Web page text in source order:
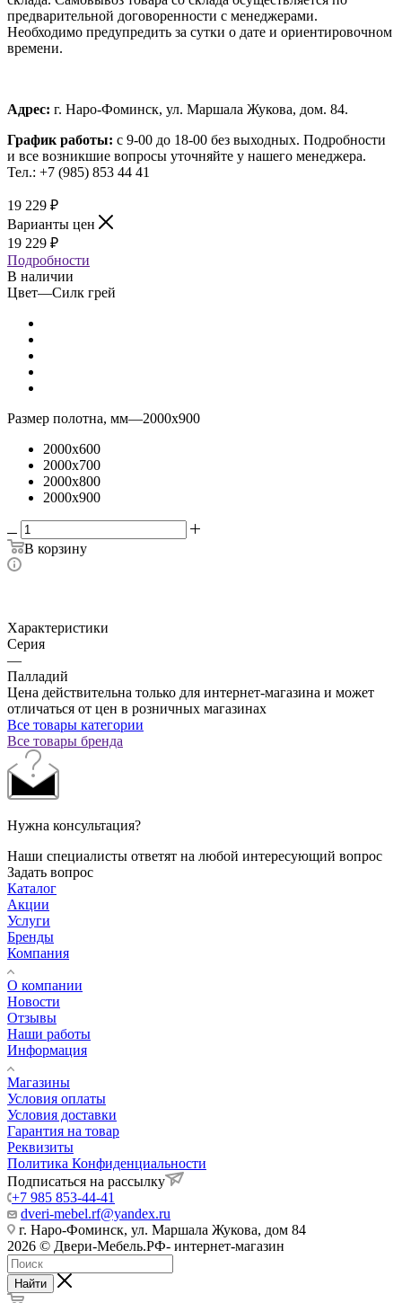
предварительной договоренности с менеджерами.
Необходимо предупредить за сутки о дате и ориентировочном
времени.
Адрес: г. Наро-Фоминск, ул. Маршала Жукова, дом. 84.
График работы: с 9-00 до 18-00 без выходных. Подробности
и все возникшие вопросы уточняйте у нашего менеджера.
Тел.: +7 (985) 853 44 41
19 229 ₽
Варианты цен
19 229 ₽
Подробности
В наличии
Цвет—Силк грей
Размер полотна, мм—2000x900
2000x600
2000x700
2000x800
2000x900
В корзину
Характеристики
Серия
—
Палладий
Цена действительна только для интернет-магазина и может
отличаться от цен в розничных магазинах
Все товары категории
Все товары бренда
Нужна консультация?
Наши специалисты ответят на любой интересующий вопрос
Задать вопрос
Каталог
Акции
Услуги
Бренды
Компания
О компании
Новости
Отзывы
Наши работы
Информация
Магазины
Условия оплаты
Условия доставки
Гарантия на товар
Реквизиты
Политика Конфиденциальности
Подписаться на рассылку
+7 985 853-44-41
dveri-mebel.rf@yandex.ru
г. Наро-Фоминск, ул. Маршала Жукова, дом 84
2026 © Двери-Мебель.РФ- интернет-магазин
Найти